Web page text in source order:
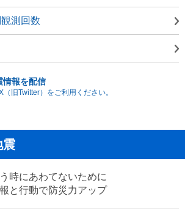
測回数
情報を配信
旧Twitter）をご利用ください。
震
時にあわてないために
と行動で防災力アップ